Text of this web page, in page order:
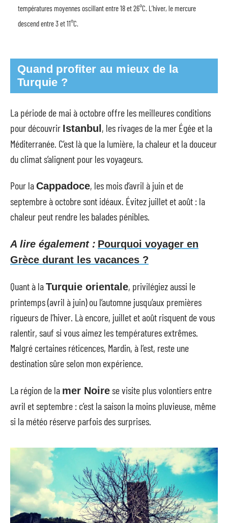
températures moyennes oscillant entre 18 et 26°C. L’hiver, le mercure
descend entre 3 et 11°C.
Quand profiter au mieux de la
Turquie ?
La période de mai à octobre offre les meilleures conditions
pour découvrir Istanbul, les rivages de la mer Égée et la
Méditerranée. C’est là que la lumière, la chaleur et la douceur
du climat s’alignent pour les voyageurs.
Pour laCappadoce, les mois d’avril à juin et de
septembre à octobre sont idéaux. Évitez juillet et août : la
chaleur peut rendre les balades pénibles.
A lire également : Pourquoi voyager en
Grèce durant les vacances ?
Quant à laTurquie orientale, privilégiez aussi le
printemps (avril à juin) ou l’automne jusqu’aux premières
rigueurs de l’hiver. Là encore, juillet et août risquent de vous
ralentir, sauf si vous aimez les températures extrêmes.
Malgré certaines réticences, Mardin, à l’est, reste une
destination sûre selon mon expérience.
La région de la mer Noirese visite plus volontiers entre
avril et septembre : c’est la saison la moins pluvieuse, même
si la météo réserve parfois des surprises.